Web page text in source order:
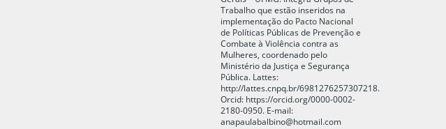
Trabalho que estão inseridos na
implementação do Pacto Nacional
de Políticas Públicas de Prevenção e
Combate à Violência contra as
Mulheres, coordenado pelo
Ministério da Justiça e Segurança
Pública. Lattes:
http://lattes.cnpq.br/6981276257307218.
Orcid: https://orcid.org/0000-0002-
2180-0950. E-mail:
anapaulabalbino@hotmail.com